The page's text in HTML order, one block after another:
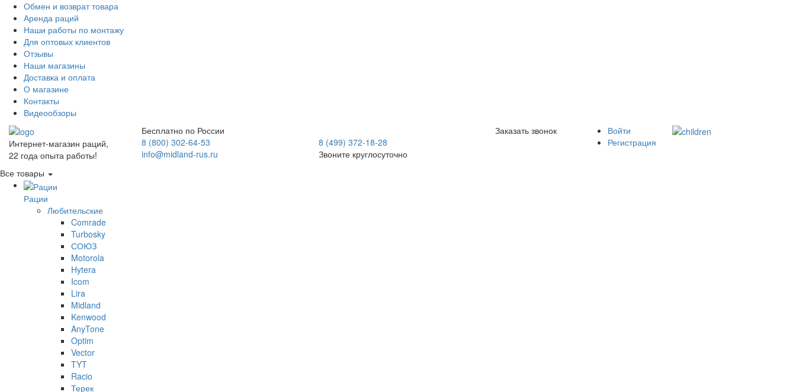
Обмен и возврат товара
Аренда раций
Наши работы по монтажу
Для оптовых клиентов
Отзывы
Наши магазины
Доставка и оплата
О магазине
Контакты
Видеообзоры
Интернет-магазин раций,
22 года опыта работы!
Бесплатно по России
8 (800) 302-64-53
info@midland-rus.ru
8 (499) 372-18-28
Звоните круглосуточно
Заказать звонок
Войти
Регистрация
Все товары
Рации
Любительские
Comrade
Turbosky
СОЮЗ
Motorola
Hytera
Icom
Lira
Midland
Kenwood
AnyTone
Optim
Vector
TYT
Racio
Терек